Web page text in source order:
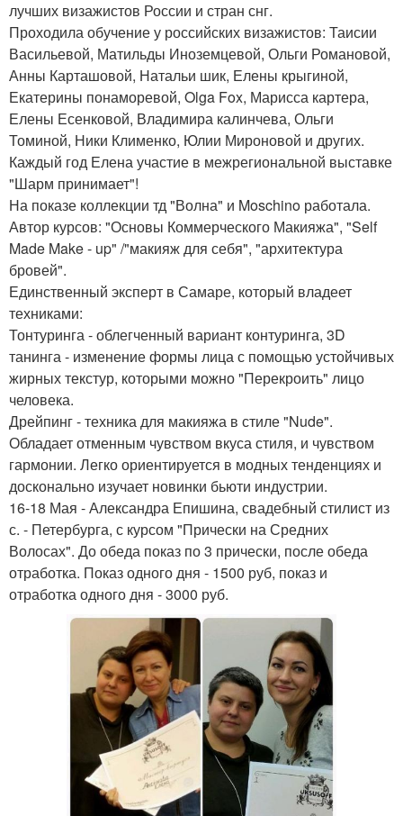
лучших визажистов России и стран снг.
Проходила обучение у российских визажистов: Таисии
Васильевой, Матильды Иноземцевой, Ольги Романовой,
Анны Карташовой, Натальи шик, Елены крыгиной,
Екатерины понаморевой, Olga Fox, Марисса картера,
Елены Есенковой, Владимира калинчева, Ольги
Томиной, Ники Клименко, Юлии Мироновой и других.
Каждый год Елена участие в межрегиональной выставке
"Шарм принимает"!
На показе коллекции тд "Волна" и Moschino работала.
Автор курсов: "Основы Коммерческого Макияжа", "Self
Made Make - up" /"макияж для себя", "архитектура
бровей".
Единственный эксперт в Самаре, который владеет
техниками:
Тонтуринга - облегченный вариант контуринга, 3D
танинга - изменение формы лица с помощью устойчивых
жирных текстур, которыми можно "Перекроить" лицо
человека.
Дрейпинг - техника для макияжа в стиле "Nude".
Обладает отменным чувством вкуса стиля, и чувством
гармонии. Легко ориентируется в модных тенденциях и
досконально изучает новинки бьюти индустрии.
16-18 Мая - Александра Епишина, свадебный стилист из
с. - Петербурга, с курсом "Прически на Средних
Волосах". До обеда показ по 3 прически, после обеда
отработка. Показ одного дня - 1500 руб, показ и
отработка одного дня - 3000 руб.